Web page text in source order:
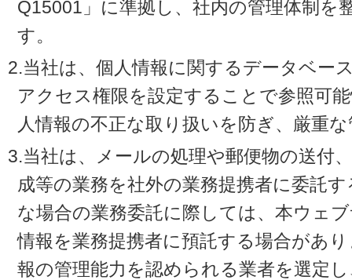
Q15001」に準拠し、社内の管理体制を
す。
2.当社は、個人情報に関するデータベー
アクセス権限を設定することで参照可
人情報の不正な取り扱いを防ぎ、厳重
3.当社は、メールの処理や郵便物の送付
成等の業務を社外の業務提携者に委託
な場合の業務委託に際しては、本ウェ
情報を業務提携者に預託する場合があ
報の管理能力を認められる業者を選定